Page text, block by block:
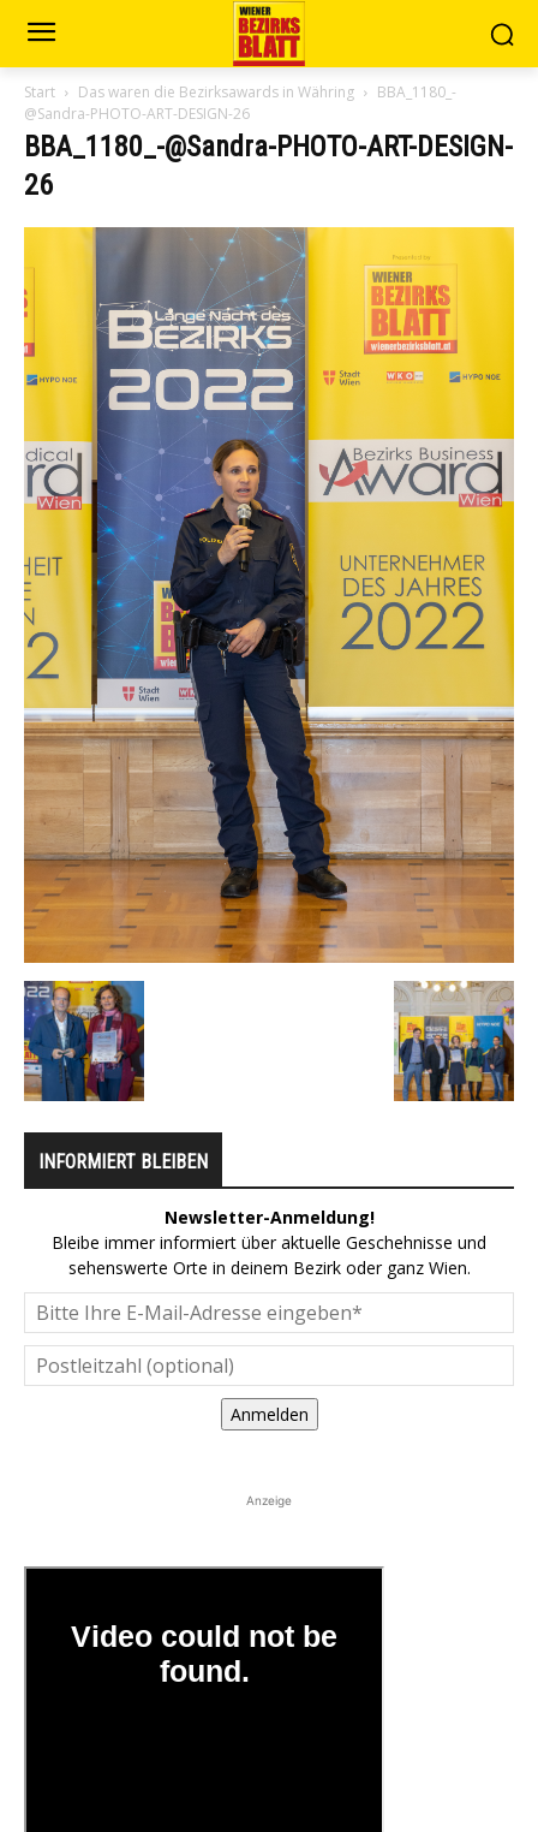
Start Das waren die Bezirksawards in Währing
BBA_1180_-
@Sandra-PHOTO-ART-DESIGN-26
BBA_1180_-@Sandra-PHOTO-ART-DESIGN-
26
INFORMIERT BLEIBEN
Newsletter-Anmeldung!
Bleibe immer informiert über aktuelle Geschehnisse und
sehenswerte Orte in deinem Bezirk oder ganz Wien.
Anmelden
Anzeige